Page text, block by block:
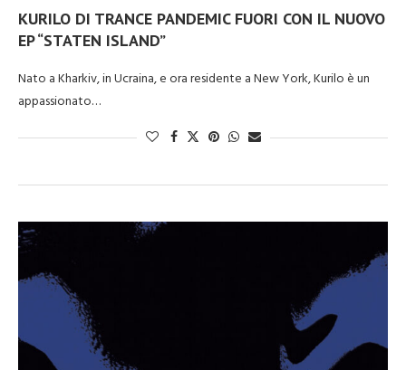
KURILO DI TRANCE PANDEMIC FUORI CON IL NUOVO
EP “STATEN ISLAND”
Nato a Kharkiv, in Ucraina, e ora residente a New York, Kurilo è un
appassionato…